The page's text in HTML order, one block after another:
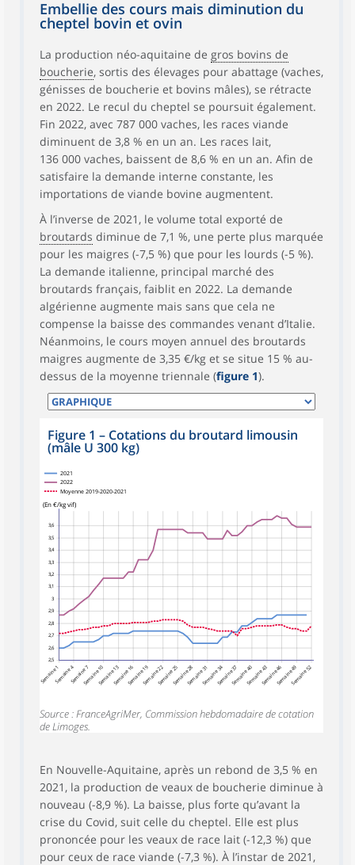
Embellie des cours mais diminution du
cheptel bovin et ovin
La production néo-aquitaine de gros bovins de
boucherie, sortis des élevages pour abattage (vaches,
génisses de boucherie et bovins mâles), se rétracte
en 2022. Le recul du cheptel se poursuit également.
Fin 2022, avec 787 000 vaches, les races viande
diminuent de 3,8 % en un an. Les races lait,
136 000 vaches, baissent de 8,6 % en un an. Afin de
satisfaire la demande interne constante, les
importations de viande bovine augmentent.
À l’inverse de 2021, le volume total exporté de
broutards diminue de 7,1 %, une perte plus marquée
pour les maigres (-7,5 %) que pour les lourds (-5 %).
La demande italienne, principal marché des
broutards français, faiblit en 2022. La demande
algérienne augmente mais sans que cela ne
compense la baisse des commandes venant d’Italie.
Néanmoins, le cours moyen annuel des broutards
maigres augmente de 3,35 €/kg et se situe 15 % au-
dessus de la moyenne triennale (figure 1).
Figure 1 – Cotations du broutard limousin
(mâle U 300 kg)
2,5
2,6
2,7
2,8
2,9
3
3,1
3,2
3,3
3,4
3,5
3,6
(En €/kg vif)
Semaine 1Semaine 4Semaine 7Semaine 10Semaine 13Semaine 16Semaine 19Semaine 22Semaine 25Semaine 28Semaine 31Semaine 34Semaine 37Semaine 40Semaine 43Semaine 46Semaine 49Semaine 52
2021
2022
Moyenne 2019-2020-2021
Source : FranceAgriMer, Commission hebdomadaire de cotation
de Limoges.
En Nouvelle-Aquitaine, après un rebond de 3,5 % en
2021, la production de veaux de boucherie diminue à
nouveau (-8,9 %). La baisse, plus forte qu’avant la
crise du Covid, suit celle du cheptel. Elle est plus
prononcée pour les veaux de race lait (-12,3 %) que
pour ceux de race viande (-7,3 %). À l’instar de 2021,